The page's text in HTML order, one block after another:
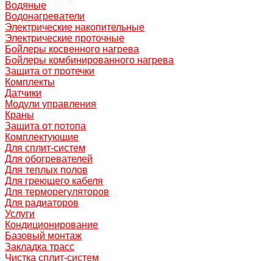
Водяные
Водонагреватели
Электрические накопительные
Электрические проточные
Бойлеры косвенного нагрева
Бойлеры комбинированного нагрева
Защита от протечки
Комплекты
Датчики
Модули управления
Краны
Защита от потопа
Комплектующие
Для сплит-систем
Для обогревателей
Для теплых полов
Для греющего кабеля
Для терморегуляторов
Для радиаторов
Услуги
Кондиционирование
Базовый монтаж
Закладка трасс
Чистка сплит-систем